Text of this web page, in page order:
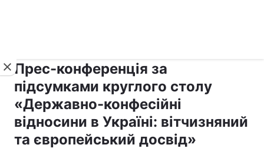
Прес-конференція за
підсумками круглого столу
«Державно-конфесійні
відносини в Україні: вітчизняний
та європейський досвід»